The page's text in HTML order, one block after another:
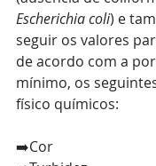
Escherichia coli) e
seguir os valores
de acordo com a
mínimo, os
físico químicos:
➡️Cor